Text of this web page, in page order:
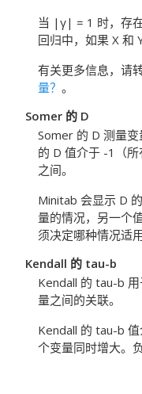
当 |γ| = 1 时，存
回归中，如果 X 和
有关更多信息，请
量？ 。
Somer 的 D
Somer 的 D 测量
的 D 值介于 -1（所
之间。
Minitab 会显示 D
量的情况，另一个
须决定哪种情况适
Kendall 的 tau-b
Kendall 的 tau-b
量之间的关联。
Kendall 的 tau-b
个变量同时增大。